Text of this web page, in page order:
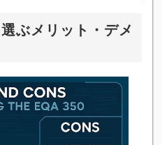
ぶメリット・デメ